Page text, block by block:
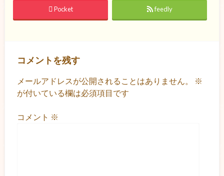
Pocket feedly
コメントを残す
メールアドレスが公開されることはありません。
※
が付いている欄は必須項目です
コメント ※